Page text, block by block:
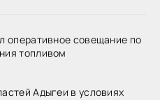
оперативное совещание по
топливом
Адыгеи в условиях